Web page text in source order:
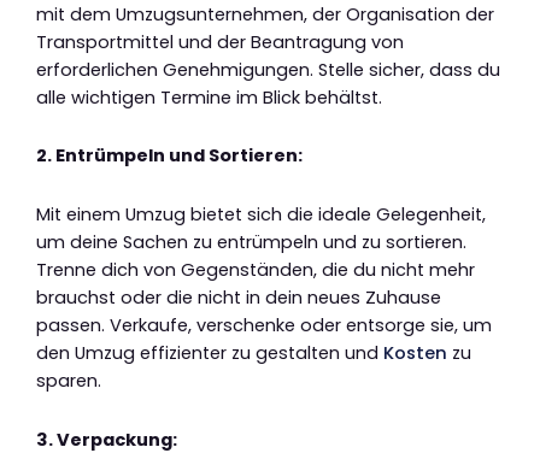
mit dem Umzugsunternehmen, der Organisation der
Transportmittel und der Beantragung von
erforderlichen Genehmigungen. Stelle sicher, dass du
alle wichtigen Termine im Blick behältst.
2. Entrümpeln und Sortieren:
Mit einem Umzug bietet sich die ideale Gelegenheit,
um deine Sachen zu entrümpeln und zu sortieren.
Trenne dich von Gegenständen, die du nicht mehr
brauchst oder die nicht in dein neues Zuhause
passen. Verkaufe, verschenke oder entsorge sie, um
den Umzug effizienter zu gestalten und Kosten zu
sparen.
3. Verpackung: